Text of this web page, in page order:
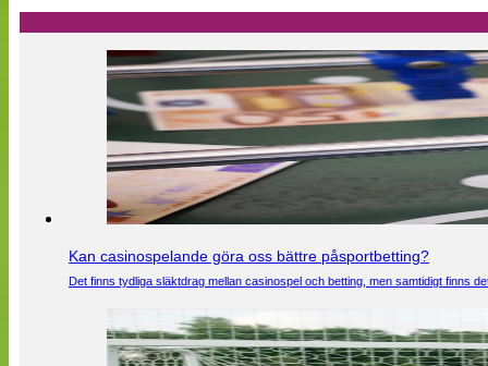
Kan casinospelande göra oss bättre påsportbetting?
Det finns tydliga släktdrag mellan casinospel och betting, men samtidigt finns